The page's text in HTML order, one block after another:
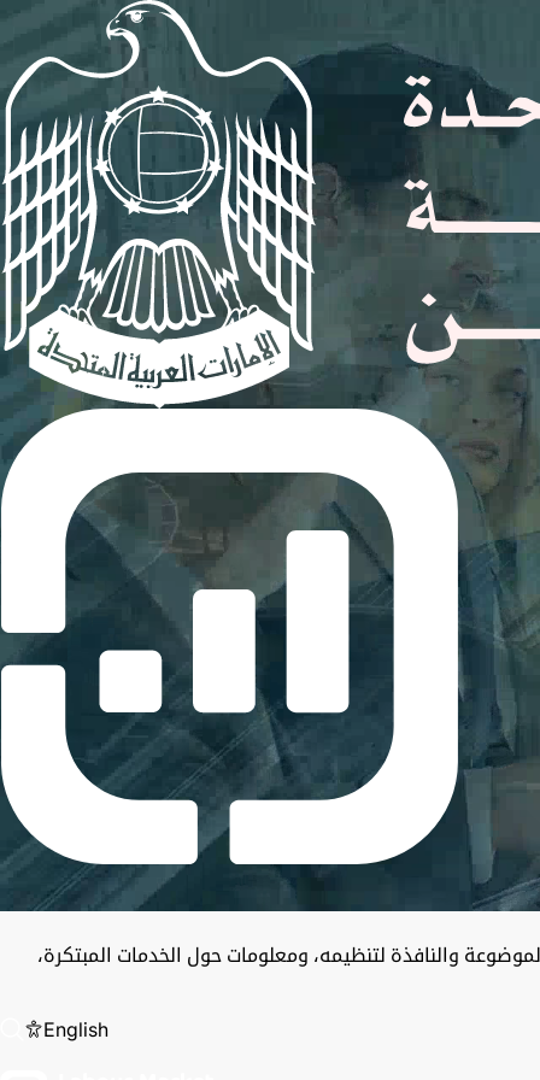
English
والنافذة لتنظيمه، ومعلومات حول الخدمات المبتكرة،